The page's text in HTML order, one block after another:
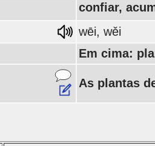
confiar,
wēi, wěi
Em cima:
As plantas